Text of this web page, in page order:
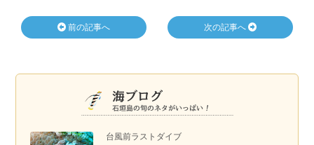
台風前ラストダイブ
前の記事へ 次の記事へ